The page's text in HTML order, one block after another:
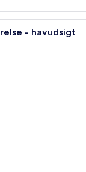
Et
- havudsigt